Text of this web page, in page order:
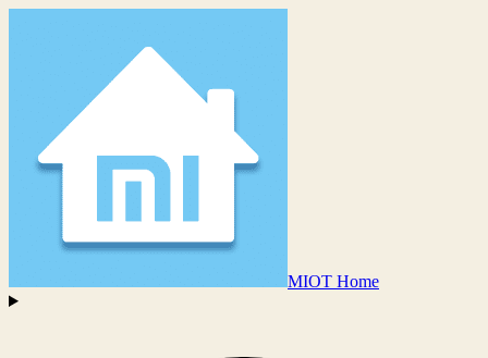
MIOT Home